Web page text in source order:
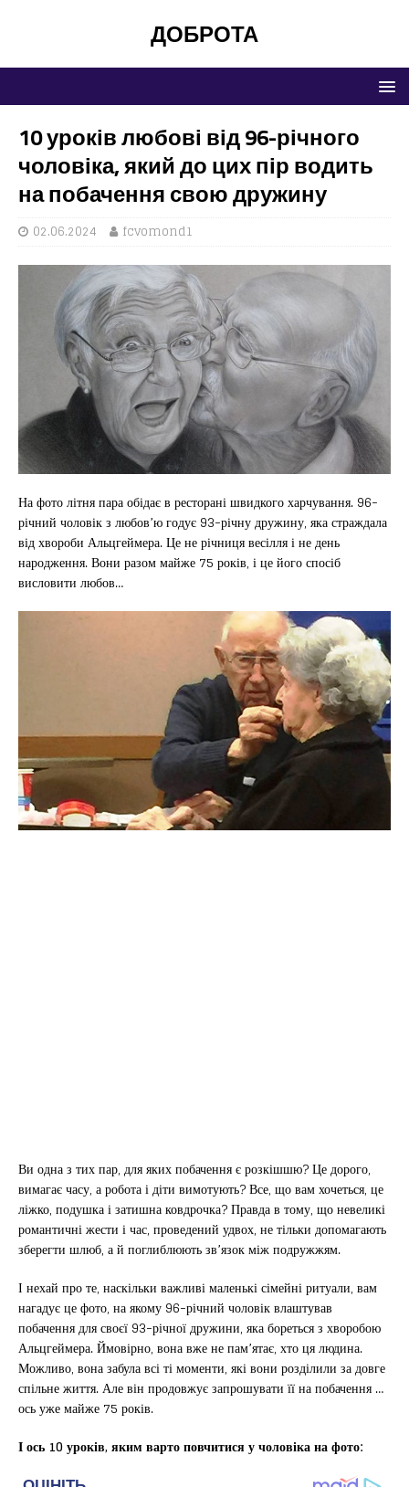
ДОБРОТА
10 уроків любові від 96-річного
чоловіка, який до цих пір водить
на побачення свою дружину
02.06.2024 fcvomond1
На фото літня пара обідає в ресторані швидкого харчування. 96-
річний чоловік з любов’ю годує 93-річну дружину, яка страждала
від хвороби Альцгеймера. Це не річниця весілля і не день
народження. Вони разом майже 75 років, і це його спосіб
висловити любов…
Ви одна з тих пар, для яких побачення є розкішшю? Це дорого,
вимагає часу, а робота і діти вимотують? Все, що вам хочеться, це
ліжко, подушка і затишна ковдрочка? Правда в тому, що невеликі
романтичні жести і час, проведений удвох, не тільки допомагають
зберегти шлюб, а й поглиблюють зв’язок між подружжям.
І нехай про те, наскільки важливі маленькі сімейні ритуали, вам
нагадує це фото, на якому 96-річний чоловік влаштував
побачення для своєї 93-річної дружини, яка бореться з хворобою
Альцгеймера. Ймовірно, вона вже не пам’ятає, хто ця людина.
Можливо, вона забула всі ті моменти, які вони розділили за довге
спільне життя. Але він продовжує запрошувати її на побачення …
ось уже майже 75 років.
І ось 10 уроків, яким варто повчитися у чоловіка на фото: